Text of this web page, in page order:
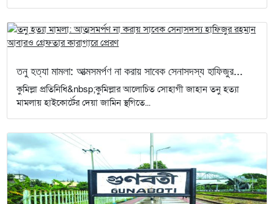
তনু হত্যা মামলা: আত্মসমর্পণ না করায় সাবেক সেনাসদস্য হাফিজুর...
কুমিল্লা প্রতিনিধি&nbsp;কুমিল্লার আলোচিত সোহাগী জাহান তনু হত্যা
মামলায় হাইকোর্টের দেয়া জামিন স্থগিতে...